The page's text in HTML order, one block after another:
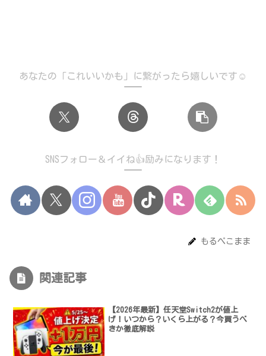
あなたの「これいいかも」に繋がったら嬉しいです☺️
SNSフォロー＆イイね👍励みになります！
もるぺこまま
関連記事
【2026年最新】任天堂Switch2が値上
げ！いつから？いくら上がる？今買うべ
きか徹底解説